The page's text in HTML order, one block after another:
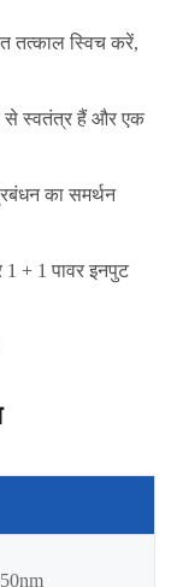
तत्काल स्विच करें,
से स्वतंत्र हैं और एक
का समर्थन
1 + 1 पावर इनपुट